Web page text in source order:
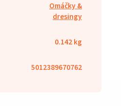
Omáčky &
dresingy
0.142 kg
5012389670762